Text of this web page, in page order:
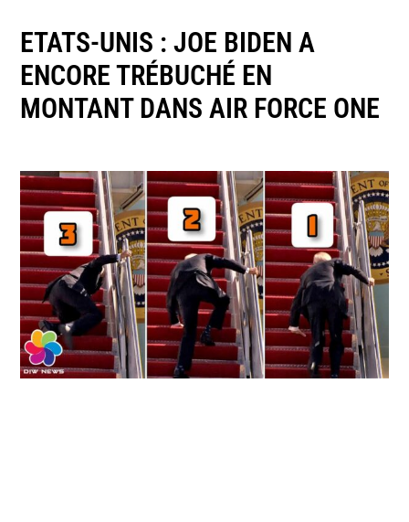
ETATS-UNIS : JOE BIDEN A
ENCORE TRÉBUCHÉ EN
MONTANT DANS AIR FORCE ONE